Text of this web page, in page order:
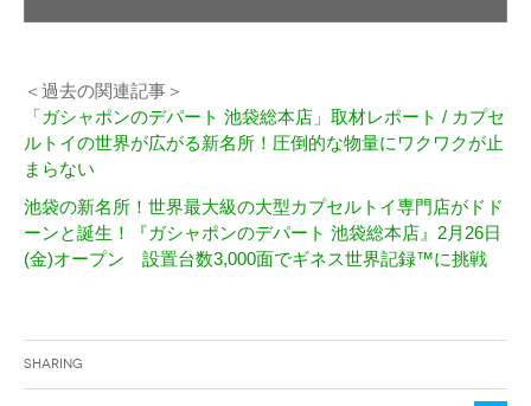
＜過去の関連記事＞
「ガシャポンのデパート 池袋総本店」取材レポート / カプセ
ルトイの世界が広がる新名所！圧倒的な物量にワクワクが止
まらない
池袋の新名所！世界最大級の大型カプセルトイ専門店がドド
ーンと誕生！『ガシャポンのデパート 池袋総本店』2月26日
(金)オープン 設置台数3,000面でギネス世界記録™に挑戦
Sharing